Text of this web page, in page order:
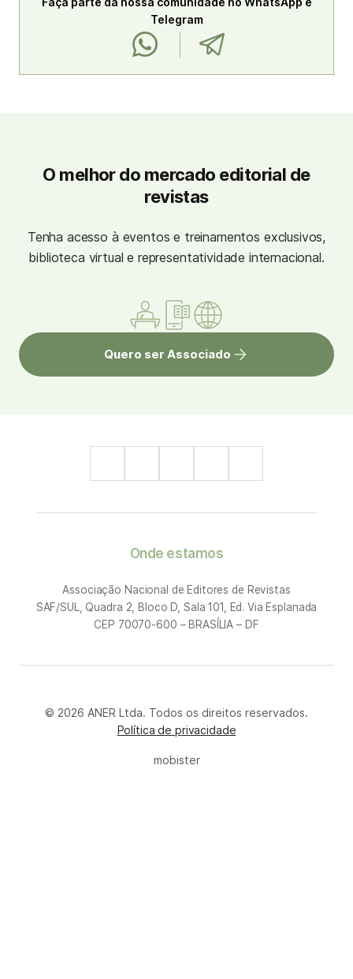
Telegram
O melhor do mercado editorial de
revistas
Tenha acesso à eventos e treinamentos exclusivos,
biblioteca virtual e representatividade internacional.
Quero ser Associado
Onde estamos
Associação Nacional de Editores de Revistas
SAF/SUL, Quadra 2, Bloco D, Sala 101, Ed. Via Esplanada
CEP 70070-600 – BRASÍLIA – DF
© 2026 ANER Ltda. Todos os direitos reservados.
Política de privacidade
mobister